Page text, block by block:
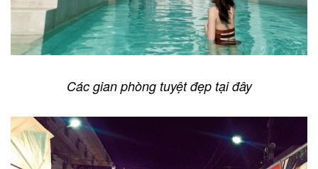
Các gian phòng tuyệt đẹp tại đây